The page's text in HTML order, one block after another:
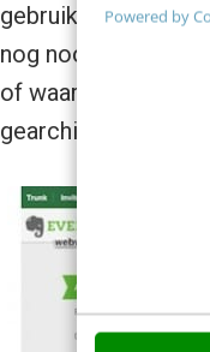
Powered by
gebruiken om
nog nooit aan
of waardevolle
gearchiveerd en